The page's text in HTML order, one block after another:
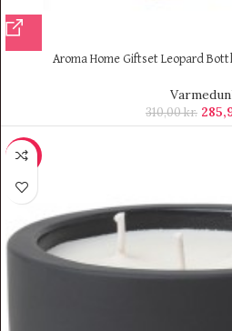
Aroma Home Giftset Leopard
310,00kr.
-9%